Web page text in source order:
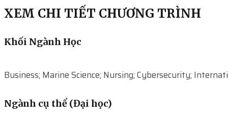
XEM CHI TIẾT CHƯƠNG TRÌNH
Khối Ngành Học
Business; Marine Science; Nursing; Cybersecurity;
Ngành cụ thể (Đại học)